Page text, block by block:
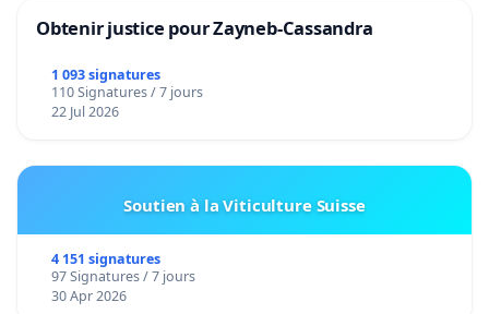
Obtenir justice pour Zayneb-Cassandra
1 093 signatures
110 Signatures / 7 jours
22 Jul 2026
Soutien à la Viticulture Suisse
4 151 signatures
97 Signatures / 7 jours
30 Apr 2026